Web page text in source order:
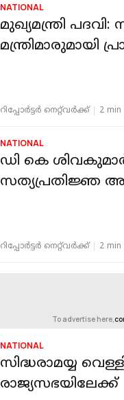
NATIONAL
മുഖ്യമന്ത്രി പദവി:
മന്ത്രിമാരുമായി
റിപ്പോർട്ടർ നെറ്റ്‌വര്‍ക്ക്‌ 2 min
NATIONAL
ഡി കെ
സത്യപ്രതിജ്ഞ
റിപ്പോർട്ടർ നെറ്റ്‌വര്‍ക്ക്‌ 2 min
To advertise here,
NATIONAL
സിദ്ധരാമയ്യ
രാജ്യസഭയിലേക്ക്